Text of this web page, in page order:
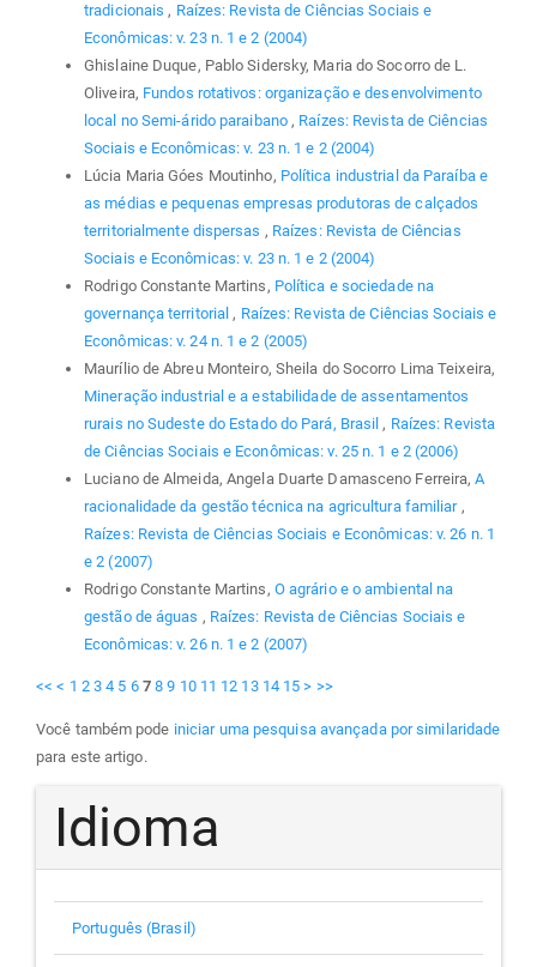
tradicionais, Raízes: Revista de Ciências Sociais e
Econômicas: v. 23 n. 1 e 2 (2004)
Ghislaine Duque, Pablo Sidersky, Maria do Socorro de L.
Oliveira, Fundos rotativos: organização e desenvolvimento
local no Semi-árido paraibano, Raízes: Revista de Ciências
Sociais e Econômicas: v. 23 n. 1 e 2 (2004)
Lúcia Maria Góes Moutinho, Política industrial da Paraíba e
as médias e pequenas empresas produtoras de calçados
territorialmente dispersas , Raízes: Revista de Ciências
Sociais e Econômicas: v. 23 n. 1 e 2 (2004)
Rodrigo Constante Martins, Política e sociedade na
governança territorial, Raízes: Revista de Ciências Sociais e
Econômicas: v. 24 n. 1 e 2 (2005)
Maurílio de Abreu Monteiro, Sheila do Socorro Lima Teixeira,
Mineração industrial e a estabilidade de assentamentos
rurais no Sudeste do Estado do Pará, Brasil, Raízes: Revista
de Ciências Sociais e Econômicas: v. 25 n. 1 e 2 (2006)
Luciano de Almeida, Angela Duarte Damasceno Ferreira,A
racionalidade da gestão técnica na agricultura familiar ,
Raízes: Revista de Ciências Sociais e Econômicas: v. 26 n. 1
e 2 (2007)
Rodrigo Constante Martins, O agrário e o ambiental na
gestão de águas , Raízes: Revista de Ciências Sociais e
Econômicas: v. 26 n. 1 e 2 (2007)
<< < 1 2 3 4 5 6 7 8 9 10 11 12 13 14 15 > >>
Você também pode iniciar uma pesquisa avançada por similaridade
para este artigo.
Idioma
Português (Brasil)